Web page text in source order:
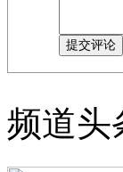
频道头